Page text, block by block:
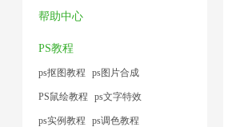
2
帮助中心
PS教程
ps抠图教程 ps图片合成
PS鼠绘教程 ps文字特效
ps实例教程 ps调色教程